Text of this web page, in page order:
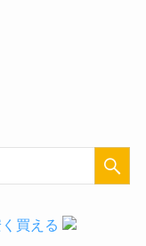
買える